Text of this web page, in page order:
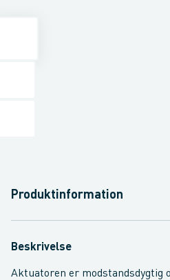
Produktinformation
Beskrivelse
Aktuatoren er modstandsdygtig